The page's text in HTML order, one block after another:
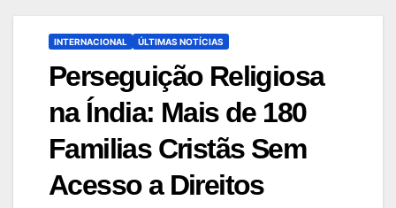
INTERNACIONAL ÚLTIMAS NOTÍCIAS
Perseguição Religiosa
na Índia: Mais de 180
Familias Cristãs Sem
Acesso a Direitos